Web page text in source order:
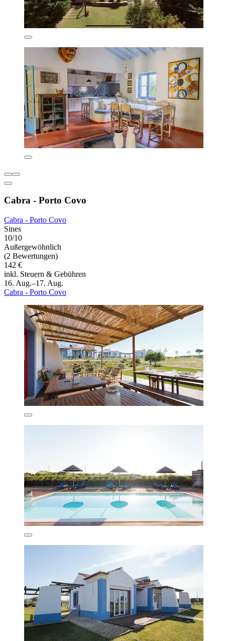
Cabra - Porto Covo
Cabra - Porto Covo
Sines
10/10
Außergewöhnlich
(2 Bewertungen)
142 €
inkl. Steuern & Gebühren
16. Aug.–17. Aug.
Cabra - Porto Covo